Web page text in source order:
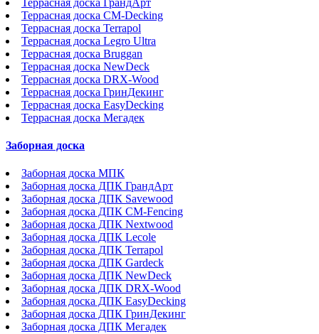
Террасная доска CM-Decking
Террасная доска Terrapol
Террасная доска Legro Ultra
Террасная доска Bruggan
Террасная доска NewDeck
Террасная доска DRX-Wood
Террасная доска ГринДекинг
Террасная доска EasyDecking
Террасная доска Мегадек
Заборная доска
Заборная доска МПК
Заборная доска ДПК ГрандАрт
Заборная доска ДПК Savewood
Заборная доска ДПК CM-Fencing
Заборная доска ДПК Nextwood
Заборная доска ДПК Lecole
Заборная доска ДПК Terrapol
Заборная доска ДПК Gardeck
Заборная доска ДПК NewDeck
Заборная доска ДПК DRX-Wood
Заборная доска ДПК EasyDecking
Заборная доска ДПК ГринДекинг
Заборная доска ДПК Мегадек